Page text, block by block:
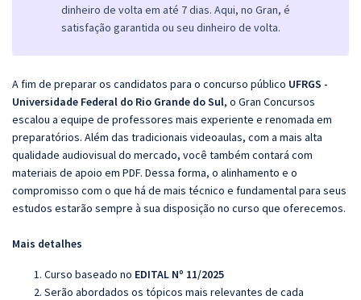
dinheiro de volta em até 7 dias. Aqui, no Gran, é
satisfação garantida ou seu dinheiro de volta.
A fim de preparar os candidatos para o concurso público UFRGS -
Universidade Federal do Rio Grande do Sul, o Gran Concursos
escalou a equipe de professores mais experiente e renomada em
preparatórios. Além das tradicionais videoaulas, com a mais alta
qualidade audiovisual do mercado, você também contará com
materiais de apoio em PDF. Dessa forma, o alinhamento e o
compromisso com o que há de mais técnico e fundamental para seus
estudos estarão sempre à sua disposição no curso que oferecemos.
Mais detalhes
Curso baseado no EDITAL Nº 11/2025
Serão abordados os tópicos mais relevantes de cada